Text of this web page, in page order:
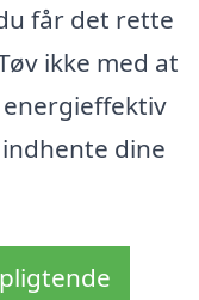
får det rette
ikke med at
dine